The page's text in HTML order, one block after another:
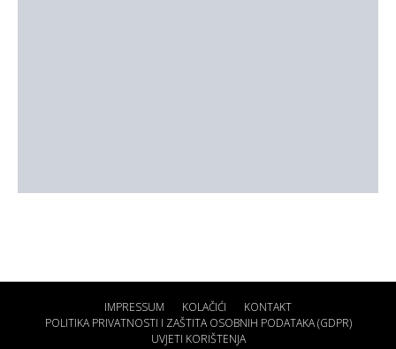
IMPRESSUM KOLAČIĆI
KONTAKT
POLITIKA PRIVATNOSTI I ZAŠTITA OSOBNIH PODATAKA (GDPR)
UVJETI KORIŠTENJA